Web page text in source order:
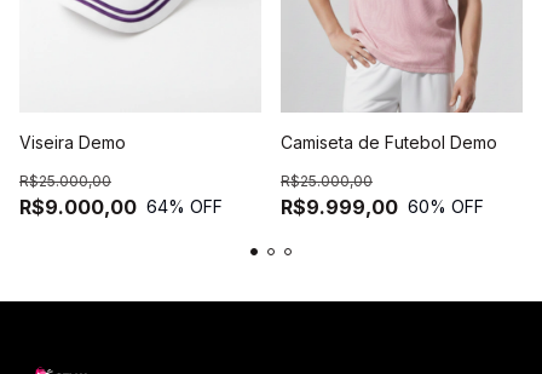
Viseira Demo
R$9.000,00
R$25.000,00
64% OFF
Camiseta de Futebol Demo
R$9.999,00
R$25.000,00
60% OFF